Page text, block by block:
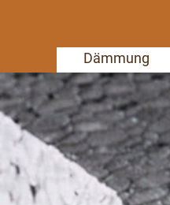
Dämmung